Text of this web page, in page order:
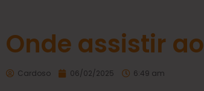
Onde assistir
Cardoso 06/02/2025 6:49 am